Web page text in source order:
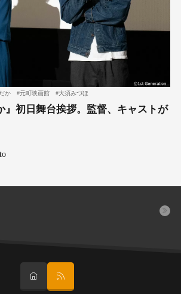
か #元町映画館 #大須みづほ
』初日舞台挨拶。監督、キャストが